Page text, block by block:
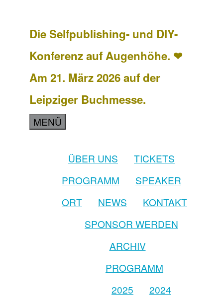
Die Selfpublishing- und DIY-
Konferenz auf Augenhöhe. ❤
Am 21. März 2026 auf der
Leipziger Buchmesse.
MENÜ
ÜBER UNS
TICKETS
PROGRAMM
SPEAKER
ORT
NEWS
KONTAKT
SPONSOR WERDEN
ARCHIV
PROGRAMM
2025
2024